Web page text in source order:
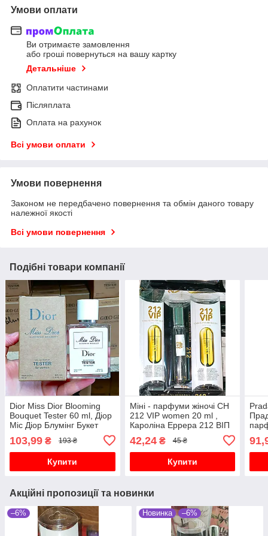
Умови оплати
Ви отримаєте замовлення
або гроші повернуться на вашу картку
Детальніше
Оплатити частинами
Післяплата
Оплата на рахунок
Всі умови оплати
Умови повернення
Законом не передбачено повернення та обмін даного товару
належної якості
Всі умови повернення
Подібні товари компанії
Dior Miss Dior Blooming
Bouquet Tester 60 ml, Діор
Міс Діор Блумінг Букет
103,99 ₴ 193 ₴
Купити
Міні - парфуми жіночі CH
212 VIP women 20 ml ,
Кароліна Еррера 212 ВІП
42,24₴ 45 ₴
Купити
Акційні пропозиції та новинки
–6% Новинка –6%